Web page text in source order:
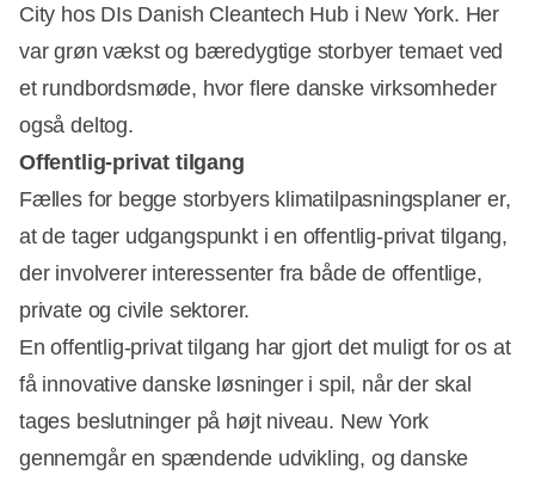
City hos DIs Danish Cleantech Hub i New York. Her
var grøn vækst og bæredygtige storbyer temaet ved
et rundbordsmøde, hvor flere danske virksomheder
også deltog.
Offentlig-privat tilgang
Fælles for begge storbyers klimatilpasningsplaner er,
at de tager udgangspunkt i en offentlig-privat tilgang,
der involverer interessenter fra både de offentlige,
private og civile sektorer.
En offentlig-privat tilgang har gjort det muligt for os at
få innovative danske løsninger i spil, når der skal
tages beslutninger på højt niveau. New York
gennemgår en spændende udvikling, og danske